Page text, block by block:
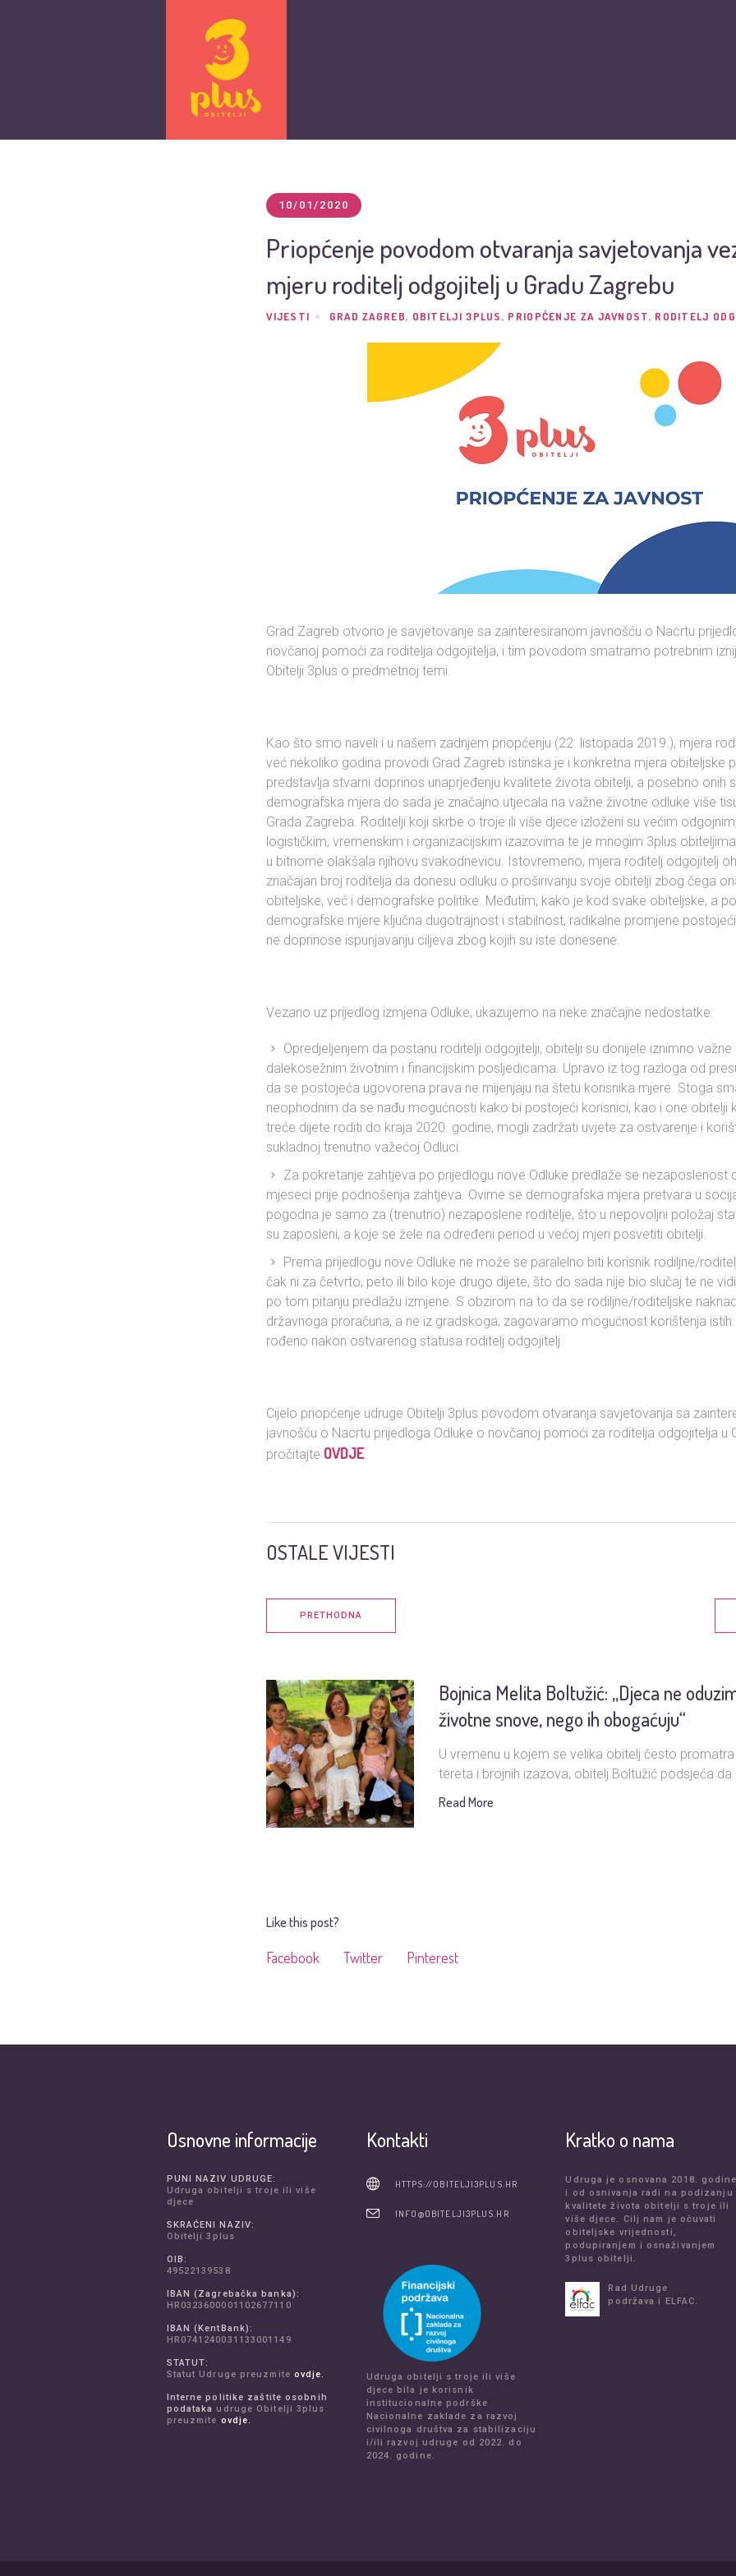
10/01/2020
Priopćenje povodom otvaranja savjetovanja
mjeru roditelj odgojitelj u Gradu Zagrebu
VIJESTI GRAD ZAGREB, OBITELJI 3PLUS, PRIOPĆENJE ZA JAVNOST, RODITELJ
Grad Zagreb otvorio je savjetovanje sa zainteresiranom javnošću o Nacrtu
novčanoj pomoći za roditelja odgojitelja, i tim povodom smatramo potrebnim
Obitelji 3plus o predmetnoj temi.
Kao što smo naveli i u našem zadnjem priopćenju (22. listopada 2019.), mjera
već nekoliko godina provodi Grad Zagreb istinska je i konkretna mjera obiteljske
predstavlja stvarni doprinos unaprjeđenju kvalitete života obitelji, a posebno onih
demografska mjera do sada je značajno utjecala na važne životne odluke više
Grada Zagreba. Roditelji koji skrbe o troje ili više djece izloženi su većim
logističkim, vremenskim i organizacijskim izazovima te je mnogim 3plus
u bitnome olakšala njihovu svakodnevicu. Istovremeno, mjera roditelj odgojitelj
značajan broj roditelja da donesu odluku o proširivanju svoje obitelji zbog čega
obiteljske, već i demografske politike. Međutim, kako je kod svake obiteljske, a
demografske mjere ključna dugotrajnost i stabilnost, radikalne promjene
ne doprinose ispunjavanju ciljeva zbog kojih su iste donesene.
Vezano uz prijedlog izmjena Odluke, ukazujemo na neke značajne nedostatke:
Opredjeljenjem da postanu roditelji odgojitelji, obitelji su donijele iznimno važne
dalekosežnim životnim i financijskim posljedicama. Upravo iz tog razloga od
da se postojeća ugovorena prava ne mijenjaju na štetu korisnika mjere. Stoga
neophodnim da se nađu mogućnosti kako bi postojeći korisnici, kao i one obitelji
treće dijete roditi do kraja 2020. godine, mogli zadržati uvjete za ostvarenje i
sukladnoj trenutno važećoj Odluci.
Za pokretanje zahtjeva po prijedlogu nove Odluke predlaže se nezaposlenost
mjeseci prije podnošenja zahtjeva. Ovime se demografska mjera pretvara u
pogodna je samo za (trenutno) nezaposlene roditelje, što u nepovoljni položaj
su zaposleni, a koje se žele na određeni period u većoj mjeri posvetiti obitelji.
Prema prijedlogu nove Odluke ne može se paralelno biti korisnik rodiljne/
čak ni za četvrto, peto ili bilo koje drugo dijete, što do sada nije bio slučaj te ne
po tom pitanju predlažu izmjene. S obzirom na to da se rodiljne/roditeljske
državnoga proračuna, a ne iz gradskoga, zagovaramo mogućnost korištenja istih
rođeno nakon ostvarenog statusa roditelj odgojitelj.
Cijelo priopćenje udruge Obitelji 3plus povodom otvaranja savjetovanja sa
javnošću o Nacrtu prijedloga Odluke o novčanoj pomoći za roditelja odgojitelja u
pročitajte OVDJE.
OSTALE VIJESTI
PRETHODNA
Bojnica Melita Boltužić: „Djeca ne
životne snove, nego ih obogaćuju“
U vremenu u kojem se velika obitelj često
tereta i brojnih izazova, obitelj Boltužić podsjeća da
Read More
Like this post?
Facebook Twitter Pinterest
Osnovne informacije
PUNI NAZIV UDRUGE:
Udruga obitelji s troje ili više
djece
SKRAĆENI NAZIV:
Obitelji 3plus
OIB:
49522139538
IBAN (Zagrebačka banka):
HR0323600001102677110
IBAN (KentBank):
HR0741240031133001149
STATUT:
Statut Udruge preuzmite ovdje.
Interne politike zaštite osobnih
podataka udruge Obitelji 3plus
preuzmite ovdje.
Kontakti
HTTPS://OBITELJI3PLUS.HR
INFO@OBITELJI3PLUS.HR
Udruga obitelji s troje ili više
djece bila je korisnik
institucionalne podrške
Nacionalne zaklade za razvoj
civilnoga društva za stabilizaciju
i/ili razvoj udruge od 2022. do
2024. godine.
Kratko o nama
Udruga je osnovana 2018. godine
i od osnivanja radi na podizanju
kvalitete života obitelji s troje ili
više djece. Cilj nam je očuvati
obiteljske vrijednosti,
podupiranjem i osnaživanjem
3plus obitelji.
Rad Udruge
podržava i ELFAC.